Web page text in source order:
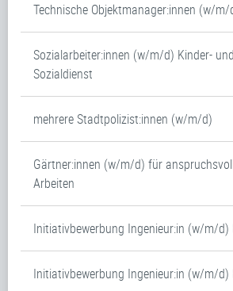
Technische Objektmanager:innen (w/m/
Sozialarbeiter:innen (w/m/d) Kinder-
Sozialdienst
mehrere Stadtpolizist:innen (w/m/d)
Gärtner:innen (w/m/d) für
Arbeiten
Initiativbewerbung Ingenieur:in (w/m/d)
Initiativbewerbung Ingenieur:in (w/m/d)